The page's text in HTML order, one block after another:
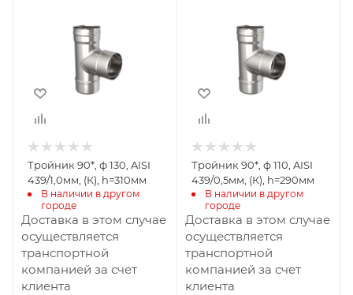
Глубина, мм
Высота, мм
310
Материал
Нержавеющая
сталь
Диаметр дымохода,
130
Производитель
УМК
Тройник 90*, ф 130, AISI
439/1,0мм, (К), h=310мм
В наличии в другом
городе
Доставка в этом случае
осуществляется
транспортной
компанией за счет
клиента
Глубина, мм
Высота, мм
290
Материал
Нержавеющая
сталь
Производитель
УМК
Тройник 90*, ф 110, AISI
439/0,5мм, (К), h=290мм
В наличии в другом
городе
Доставка в этом случае
осуществляется
транспортной
компанией за счет
клиента